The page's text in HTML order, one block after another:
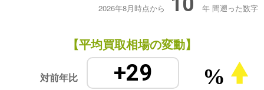
2026年8月時点から 年 間遡った数字
【平均買取相場の変動】
対前年比 +29 %